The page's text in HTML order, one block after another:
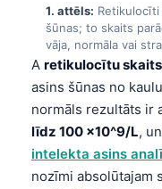
1. attēls:
šūnas; to skaits
vāja, normāla vai
A retikulocītu skaits
asins šūnas no
normāls rezultāts ir
līdz 100 ×10^9/L,
intelekta asins
nozīmi absolūtajam